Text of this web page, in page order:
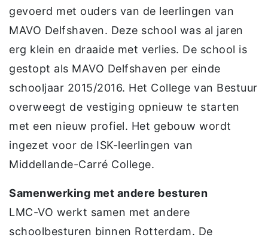
gevoerd met ouders van de leerlingen van
MAVO Delfshaven. Deze school was al jaren
erg klein en draaide met verlies. De school is
gestopt als MAVO Delfshaven per einde
schooljaar 2015/2016. Het College van Bestuur
overweegt de vestiging opnieuw te starten
met een nieuw profiel. Het gebouw wordt
ingezet voor de ISK-leerlingen van
Middellande-Carré College.
Samenwerking met andere besturen
LMC-VO werkt samen met andere
schoolbesturen binnen Rotterdam. De